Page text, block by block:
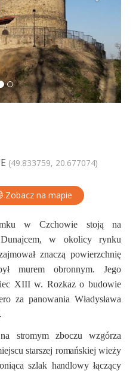
(49.833759, 20.677074)
Zobacz na mapie
w Czchowie stoją na
w okolicy rynku
znaczą powierzchnię
murem obronnym. Jego
XIII w. Rozkaz o budowie
za panowania Władysława
stromym zboczu wzgórza
starszej romańskiej wieży
szlak handlowy łączący